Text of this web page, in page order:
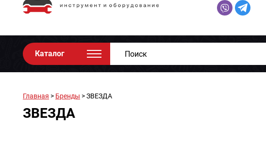
Каталог
Главная > Бренды > ЗВЕЗДА
ЗВЕЗДА